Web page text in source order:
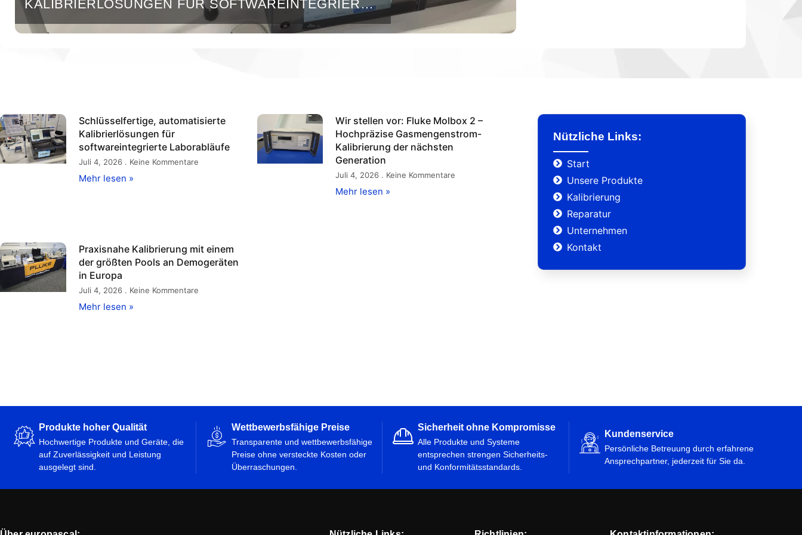
KALIBRIERLÖSUNGEN FÜR SOFTWAREINTEGRIERTE
LABORABLÄUFE
Schlüsselfertige, automatisierte
Kalibrierlösungen für
softwareintegrierte Laborabläufe
Juli 4, 2026 Keine Kommentare
Mehr lesen »
Wir stellen vor: Fluke Molbox 2 –
Hochpräzise Gasmengenstrom-
Kalibrierung der nächsten
Generation
Juli 4, 2026 Keine Kommentare
Mehr lesen »
Praxisnahe Kalibrierung mit einem
der größten Pools an Demogeräten
in Europa
Juli 4, 2026 Keine Kommentare
Mehr lesen »
Nützliche Links:
Start
Unsere Produkte
Kalibrierung
Reparatur
Unternehmen
Kontakt
Produkte hoher Qualität
Hochwertige Produkte und Geräte, die
auf Zuverlässigkeit und Leistung
ausgelegt sind.
Wettbewerbsfähige Preise
Transparente und wettbewerbsfähige
Preise ohne versteckte Kosten oder
Überraschungen.
Sicherheit ohne Kompromisse
Alle Produkte und Systeme
entsprechen strengen Sicherheits-
und Konformitätsstandards.
Kundenservice
Persönliche Betreuung durch erfahrene
Ansprechpartner, jederzeit für Sie da.